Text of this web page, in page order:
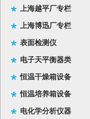
上海越平厂专栏
上海博迅厂专栏
表面检测仪
电子天平衡器类
恒温干燥箱设备
恒温培养箱设备
电化学分析仪器